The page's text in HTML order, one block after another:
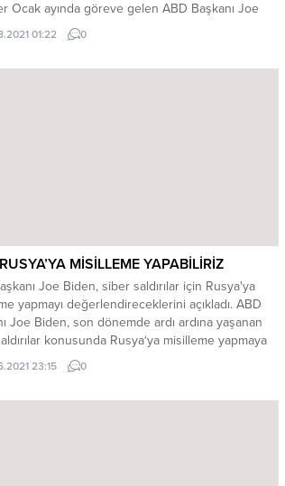
Ocak ayında göreve gelen ABD Başkanı Joe
destek oranlarının hızla düştüğünü ortaya
Joe Biden’ın Donald Trump’ı eleştirdiği
01:22 0
MİSİLLEME YAPABİLİRİZ
Joe Biden, siber saldırılar için Rusya'ya
yapmayı değerlendireceklerini açıkladı. ABD
Joe Biden, son dönemde ardı ardına yaşanan
konusunda Rusya‘ya misilleme yapmaya
baktıklarını” açıkladı. Biden, Beyaz
Kovid-19 salgınına ilişkin son durumu
23:15 0